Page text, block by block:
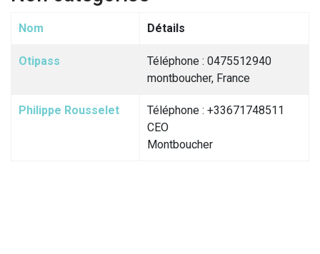
Nom Détails
Otipass
Téléphone : 0475512940
montboucher, France
Philippe Rousselet
Téléphone : +33671748511
CEO
Montboucher